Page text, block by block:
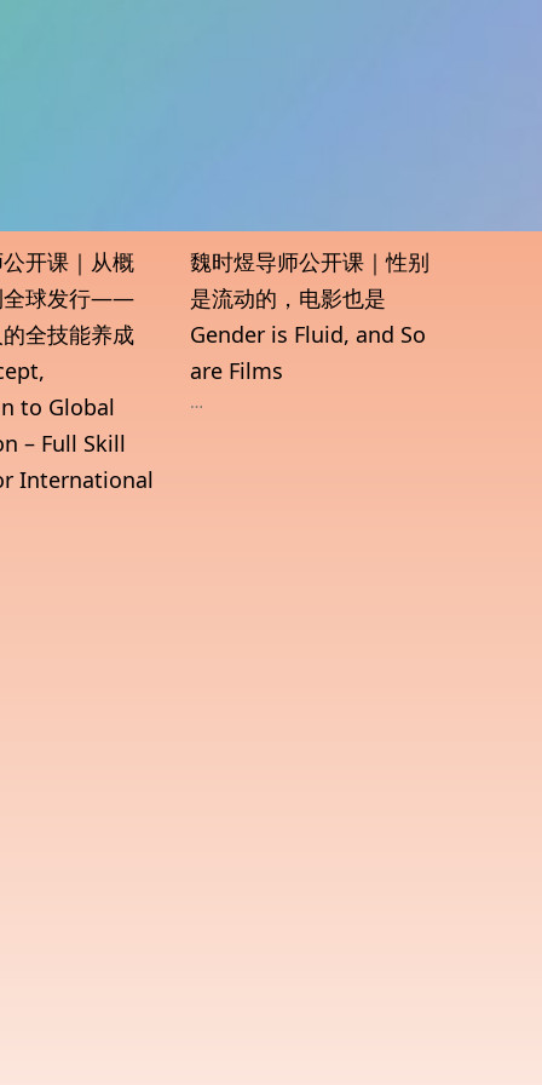
开课｜从概
全球发行——
全技能养成
to Global
– Full Skill
International
魏时煜导师公开课｜性别
是流动的，电影也是
Gender is Fluid, and So
are Films
…